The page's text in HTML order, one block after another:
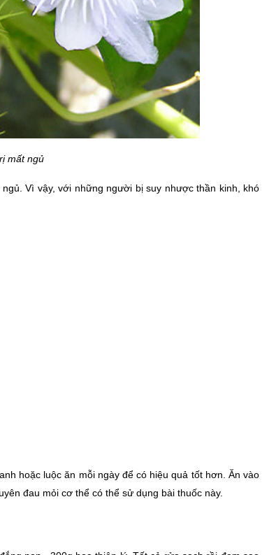
mất ngủ
Vì vậy, với những người bị suy nhược thần kinh, khó
hoặc luộc ăn mỗi ngày để có hiệu quả tốt hơn. Ăn vào
đau mỏi cơ thể có thể sử dụng bài thuốc này.